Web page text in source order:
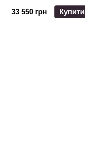
33 550 грн
Купити